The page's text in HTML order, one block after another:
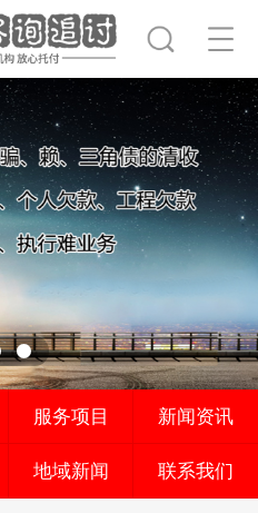
服务项目 新闻资讯
地域新闻 联系我们